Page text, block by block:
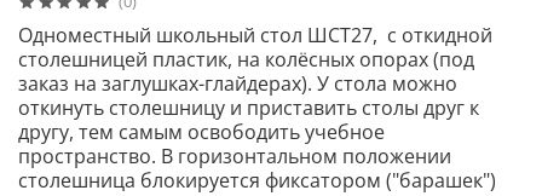
Одноместный школьный стол ШСТ27, с откидной
столешницей пластик, на колёсных опорах (под
заказ на заглушках-глайдерах). У стола можно
откинуть столешницу и приставить столы друг к
другу, тем самым освободить учебное
пространство. В горизонтальном положении
столешница блокируется фиксатором ("барашек")